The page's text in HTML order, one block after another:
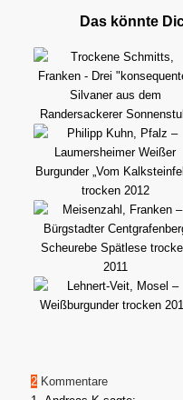
Das könnte
2 Kommentare